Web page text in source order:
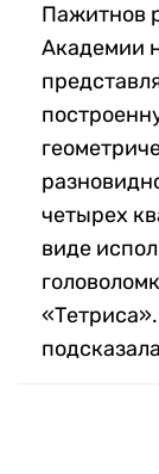
Пажитнов
Академии
четырех
виде